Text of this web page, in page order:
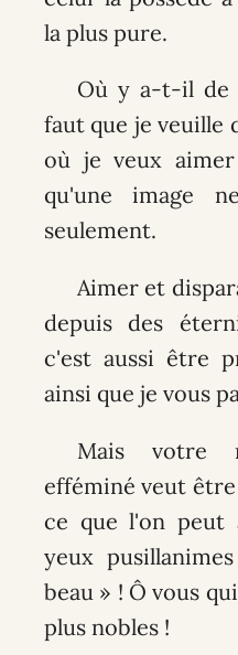
la plus pure.
Où y a-t-il de
faut que je veuille
où je veux
qu'une image
seulement.
Aimer et
depuis des
c'est aussi être
ainsi que je vous
Mais votre
efféminé veut
ce que l'on peut
yeux
beau » ! Ô vous
plus nobles !